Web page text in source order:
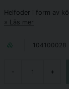
Helfoder i form av
Läs mer
104100028
- +